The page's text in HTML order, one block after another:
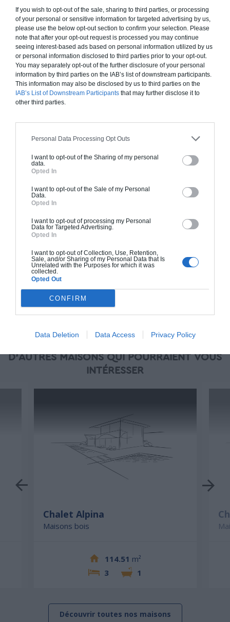
If you wish to opt-out of the sale, sharing to third parties, or processing
of your personal or sensitive information for targeted advertising by us,
please use the below opt-out section to confirm your selection. Please
note that after your opt-out request is processed you may continue
seeing interest-based ads based on personal information utilized by us
or personal information disclosed to third parties prior to your opt-out.
You may separately opt-out of the further disclosure of your personal
information by third parties on the IAB’s list of downstream participants.
This information may also be disclosed by us to third parties on the
IAB’s List of Downstream Participants that may further disclose it to
other third parties.
Personal Data Processing Opt Outs
I want to opt-out of the Sharing of my personal
data.
Opted In
I want to opt-out of the Sale of my Personal
Data.
Opted In
I want to opt-out of processing my Personal
Data for Targeted Advertising.
Opted In
I want to opt-out of Collection, Use, Retention,
Sale, and/or Sharing of my Personal Data that Is
Unrelated with the Purposes for which it was
collected.
Opted Out
CONFIRM
Data Deletion Data Access Privacy Policy
inclut le gros oeuvre et le second oeuvre (cuisine,
peinture, sols...), mais exclut piscine, jardin et
clôture.
À partir de
233 000€ TTC
Je la veux !
Construction BBC
Chiffrage estimatif pour : Fondations et normes
(RT 2020). Finitions haut de gamme. Le prix "clé
en main" inclut le gros oeuvre et le second
oeuvre (cuisine, peinture, sols...), mais exclut
piscine, jardin et clôture.
271 000€ TTC
Je la veux !
D'AUTRES MAISONS QUI POURRAIENT VOUS
INTÉRESSER
Chalet Alpina
Maisons bois
114.51 m²
3
1
Découvrir toutes nos maisons